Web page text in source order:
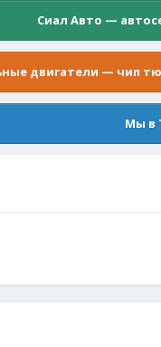
Сиал Авто —
двигатели — чип
Мы в